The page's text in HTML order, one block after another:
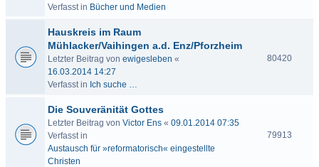
Verfasst in Bücher und Medien
Hauskreis im Raum
Mühlacker/Vaihingen a.d. Enz/Pforzheim
Letzter Beitrag von ewigesleben «
16.03.2014 14:27
Verfasst in Ich suche …
80420
Die Souveränität Gottes
Letzter Beitrag von Victor Ens « 09.01.2014 07:35
Verfasst in
Austausch für »reformatorisch« eingestellte
Christen
79913